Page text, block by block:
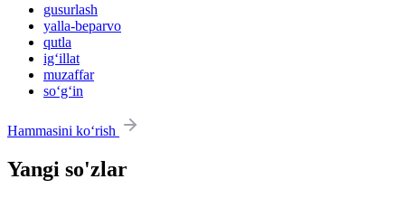
gusurlash
yalla-beparvo
qutla
ig‘illat
muzaffar
so‘g‘in
Hammasini ko‘rish
Yangi so'zlar